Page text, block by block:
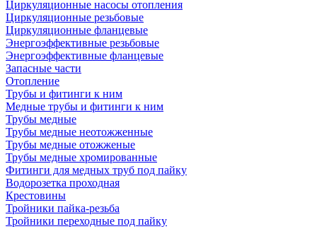
Циркуляционные насосы отопления
Циркуляционные резьбовые
Циркуляционные фланцевые
Энергоэффективные резьбовые
Энергоэффективные фланцевые
Запасные части
Отопление
Трубы и фитинги к ним
Медные трубы и фитинги к ним
Трубы медные
Трубы медные неотожженные
Трубы медные отожженые
Трубы медные хромированные
Фитинги для медных труб под пайку
Водорозетка проходная
Крестовины
Тройники пайка-резьба
Тройники переходные под пайку